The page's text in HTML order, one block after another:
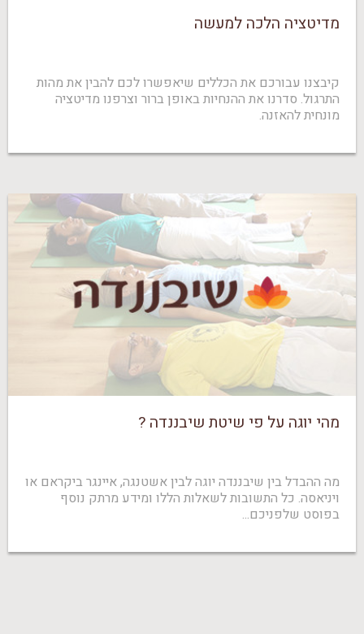
מדיטציה הלכה למעשה
קיבצנו עבורכם את הכללים שיאפשרו לכם להבין את מהות
התרגול. סדרנו את ההנחיות באופן ברור וצרפנו מדיטציה
מונחית להאזנה.
מהי יוגה על פי שיטת שיבננדה ?
מה ההבדל בין שיבננדה יוגה לבין אשטנגה, איינגר ביקראם או
ויניאסה. כל התשובות לשאלות הללו ומידע מרתק נוסף
בפוסט שלפניכם...